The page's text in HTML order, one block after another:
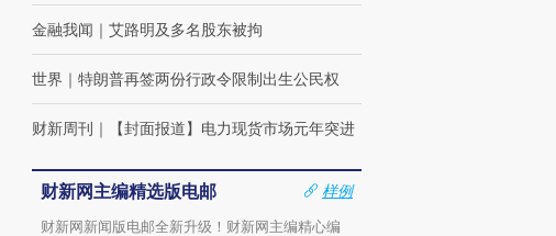
金融我闻 ｜ 艾路明及多名股东被拘
世界 ｜ 特朗普再签两份行政令限制出生公民权
财新周刊 ｜ 【封面报道】电力现货市场元年突进
财新网主编精选版电邮
样例
财新网新闻版电邮全新升级！财新网主编精心编